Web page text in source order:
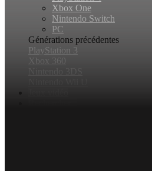
Xbox One
Nintendo Switch
PC
Générations précédentes
PlayStation 3
Xbox 360